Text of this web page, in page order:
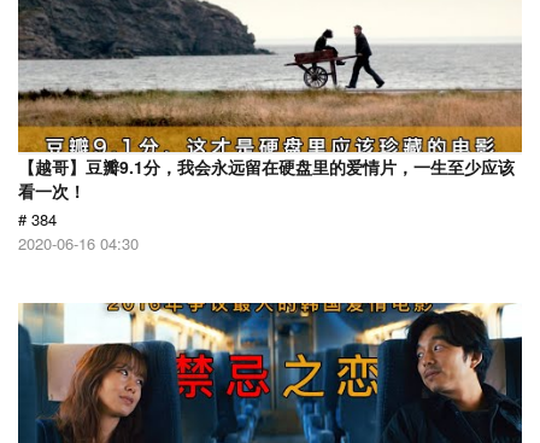
【越哥】豆瓣9.1分，我会永远留在硬盘里的爱情片，一生至少应该
看一次！
# 384
2020-06-16 04:30